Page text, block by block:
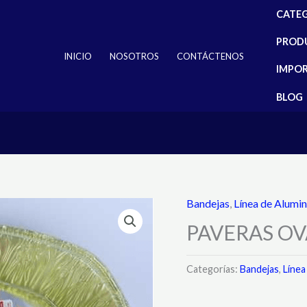
INICIO NOSOTROS CONTÁCTENOS
BLOG
Bandejas, Línea de
PAVERAS
Categorías: Bandejas,